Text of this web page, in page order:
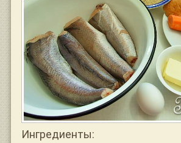
Ингредиенты: